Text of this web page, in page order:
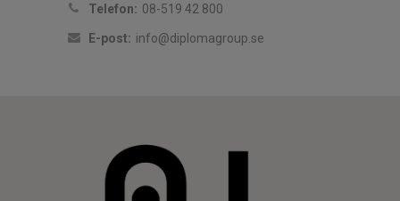
Telefon: 08-519 42 800
E-post: info@diplomagroup.se